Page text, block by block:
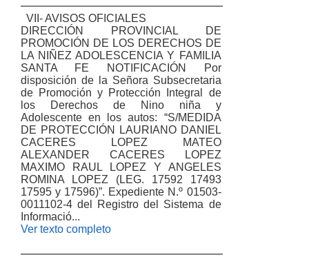
VII- AVISOS OFICIALES
DIRECCIÓN PROVINCIAL DE
PROMOCIÓN DE LOS DERECHOS DE
LA NIÑEZ ADOLESCENCIA Y FAMILIA
SANTA FE NOTIFICACIÓN Por
disposición de la Señora Subsecretaria
de Promoción y Protección Integral de
los Derechos de Nino niña y
Adolescente en los autos: “S/MEDIDA
DE PROTECCIÓN LAURIANO DANIEL
CACERES LOPEZ MATEO
ALEXANDER CACERES LOPEZ
MAXIMO RAUL LOPEZ Y ANGELES
ROMINA LOPEZ (LEG. 17592 17493
17595 y 17596)”. Expediente N.º 01503-
0011102-4 del Registro del Sistema de
Informació...
Ver texto completo